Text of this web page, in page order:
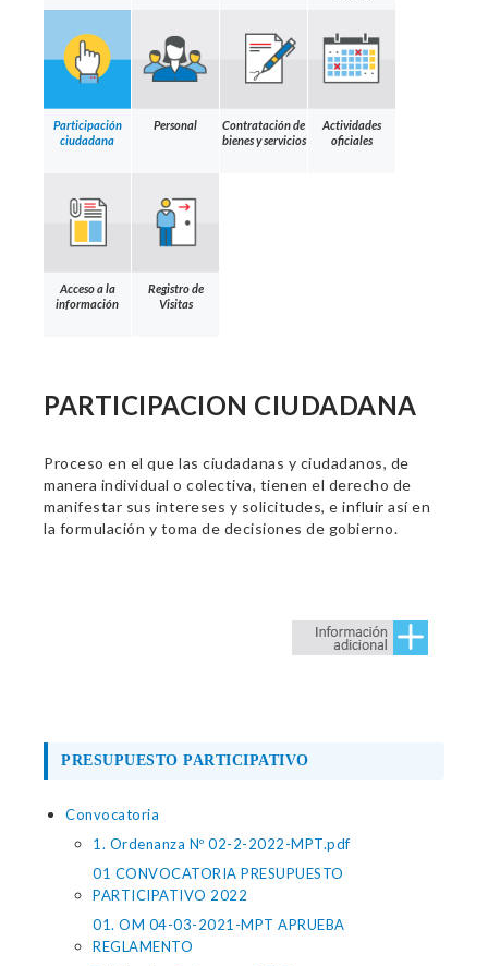
Participación
ciudadana
Personal
Contratación de
bienes y servicios
Actividades
oficiales
Acceso a la
información
Registro de
Visitas
PARTICIPACION CIUDADANA
Proceso en el que las ciudadanas y ciudadanos, de
manera individual o colectiva, tienen el derecho de
manifestar sus intereses y solicitudes, e influir así en
la formulación y toma de decisiones de gobierno.
PRESUPUESTO PARTICIPATIVO
Convocatoria
1. Ordenanza Nº 02-2-2022-MPT.pdf
01 CONVOCATORIA PRESUPUESTO
PARTICIPATIVO 2022
01. OM 04-03-2021-MPT APRUEBA
REGLAMENTO